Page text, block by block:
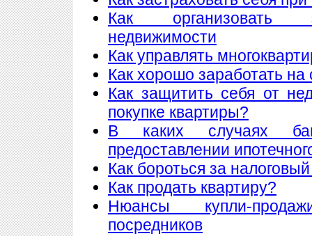
Как организовать
недвижимости
Как управлять
Как хорошо заработать
Как защитить себя от
покупке квартиры?
В каких случаях
предоставлении
Как бороться за
Как продать квартиру?
Нюансы купли-
посредников